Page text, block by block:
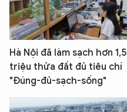
Hà Nội đã làm sạch hơn 1,5
triệu thửa đất đủ tiêu chí
"Đúng-đủ-sạch-sống"